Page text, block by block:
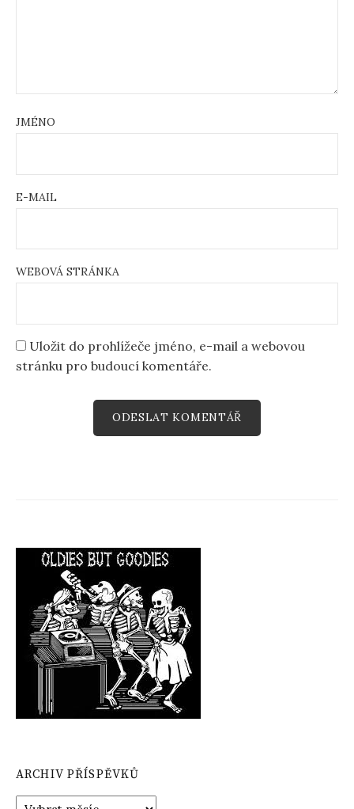
JMÉNO
E-MAIL
WEBOVÁ STRÁNKA
Uložit do prohlížeče jméno, e-mail a webovou
stránku pro budoucí komentáře.
ARCHIV PŘÍSPĚVKŮ
Archiv